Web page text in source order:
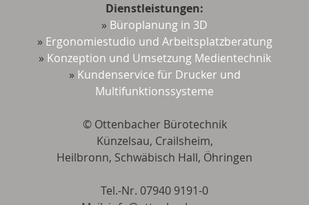
Dienstleistungen:
» Büroplanung in 3D
» Ergonomiestudio und Arbeitsplatzberatung
» Konzeption und Umsetzung Medientechnik
» Kundenservice für Drucker und
Multifunktionssysteme
© Ottenbacher Bürotechnik
Künzelsau, Crailsheim,
Heilbronn, Schwäbisch Hall, Öhringen
Tel.-Nr. 07940 9191-0